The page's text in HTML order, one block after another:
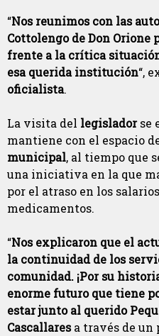
“Nos reunimos con las
Cottolengo de Don Orione
frente a la crítica
esa querida institución“,
oficialista.
La visita del legisladorse
mantiene con el espacio
municipal, al tiempo que
una iniciativa en la que
por el atraso en los
medicamentos.
“Nos explicaron que el
la continuidad de los
comunidad. ¡Por su
enorme futuro que tiene
estar junto al querido
Cascallaresa través de un